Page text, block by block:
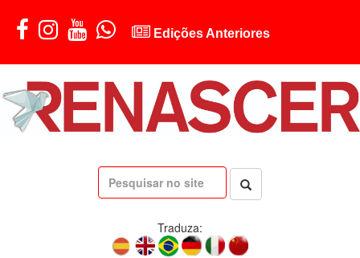
Edições Anteriores
Traduza: